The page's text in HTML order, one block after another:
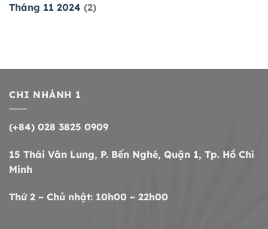
Tháng 11 2024 (2)
CHI NHÁNH 1
(+84) 028 3825 0909
15 Thái Văn Lung, P. Bến Nghé, Quận 1, Tp. Hồ Chí
Minh
Thứ 2 ~ Chủ nhật: 10h00 ~ 22h00